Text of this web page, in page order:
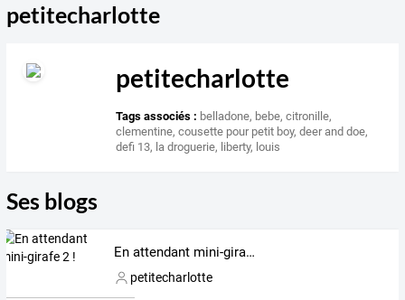
petitecharlotte
petitecharlotte
Tags associés : belladone, bebe,citronille,
clementine,cousette pour petit boy,deer and doe,
defi 13, la droguerie, liberty, louis
Ses blogs
En attendant mini-girafe 2 !
petitecharlotte